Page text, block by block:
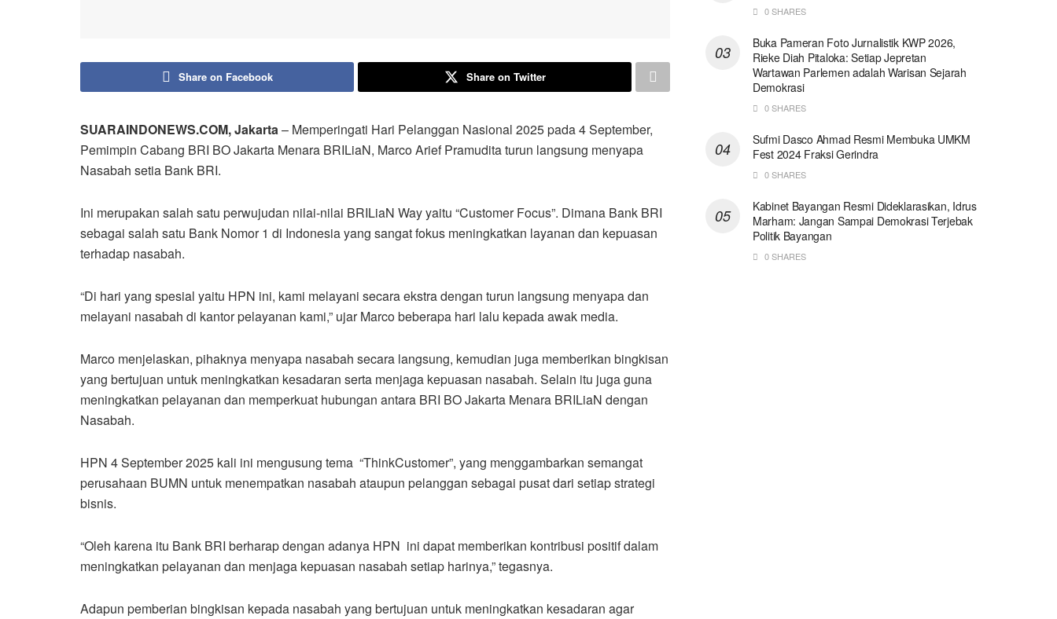
Share on Facebook Share on Twitter
SUARAINDONEWS.COM, Jakarta– Memperingati Hari Pelanggan Nasional 2025 pada 4 September,
Pemimpin Cabang BRI BO Jakarta Menara BRILiaN, Marco Arief Pramudita turun langsung menyapa
Nasabah setia Bank BRI.
Ini merupakan salah satu perwujudan nilai-nilai BRILiaN Way yaitu “Customer Focus”. Dimana Bank BRI
sebagai salah satu Bank Nomor 1 di Indonesia yang sangat fokus meningkatkan layanan dan kepuasan
terhadap nasabah.
“Di hari yang spesial yaitu HPN ini, kami melayani secara ekstra dengan turun langsung menyapa dan
melayani nasabah di kantor pelayanan kami,” ujar Marco beberapa hari lalu kepada awak media.
Marco menjelaskan, pihaknya menyapa nasabah secara langsung, kemudian juga memberikan bingkisan
yang bertujuan untuk meningkatkan kesadaran serta menjaga kepuasan nasabah. Selain itu juga guna
meningkatkan pelayanan dan memperkuat hubungan antara BRI BO Jakarta Menara BRILiaN dengan
Nasabah.
HPN 4 September 2025 kali ini mengusung tema “ThinkCustomer”, yang menggambarkan semangat
perusahaan BUMN untuk menempatkan nasabah ataupun pelanggan sebagai pusat dari setiap strategi
bisnis.
“Oleh karena itu Bank BRI berharap dengan adanya HPN ini dapat memberikan kontribusi positif dalam
meningkatkan pelayanan dan menjaga kepuasan nasabah setiap harinya,” tegasnya.
Adapun pemberian bingkisan kepada nasabah yang bertujuan untuk meningkatkan kesadaran agar
0 SHARES
Buka Pameran Foto Jurnalistik KWP 2026,
Rieke Diah Pitaloka: Setiap Jepretan
Wartawan Parlemen adalah Warisan Sejarah
Demokrasi
0 SHARES
Sufmi Dasco Ahmad Resmi Membuka UMKM
Fest 2024 Fraksi Gerindra
0 SHARES
Kabinet Bayangan Resmi Dideklarasikan, Idrus
Marham: Jangan Sampai Demokrasi Terjebak
Politik Bayangan
0 SHARES